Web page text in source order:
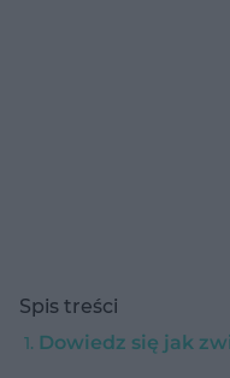
Spis treści
Dowiedz się jak